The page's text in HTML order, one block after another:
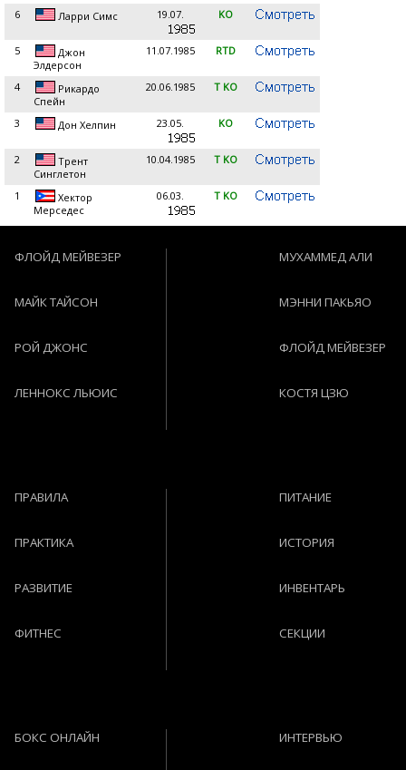
6 Ларри Симс 19.07. KO
5
Джон
Элдерсон
11.07.1985 RTD
4
Рикардо
Спейн
20.06.1985 T KO
3 Дон Хелпин 23.05. KO
2
Трент
Синглетон
10.04.1985 T KO
1
Хектор
Мерседес
06.03. T KO
ФЛОЙД МЕЙВЕЗЕР
МАЙК ТАЙСОН
РОЙ ДЖОНС
ЛЕННОКС ЛЬЮИС
МУХАММЕД АЛИ
МЭННИ ПАКЬЯО
ФЛОЙД МЕЙВЕЗЕР
КОСТЯ ЦЗЮ
ПРАВИЛА
ПРАКТИКА
РАЗВИТИЕ
ФИТНЕС
ПИТАНИЕ
ИСТОРИЯ
ИНВЕНТАРЬ
СЕКЦИИ
БОКС ОНЛАЙН ИНТЕРВЬЮ